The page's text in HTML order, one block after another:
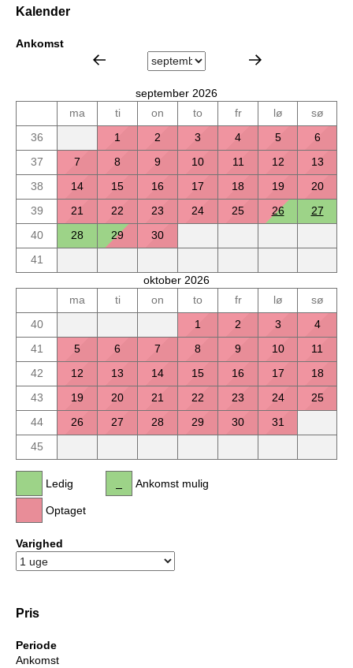
Kalender
Ankomst
september 2026
ma
ti on to fr lø
sø
36
1 2 3 4 5
6
37
7 8 9 10 11 12
13
38
14 15 16 17 18 19
20
39
21 22 23 24 25 26
27
40
28 29
30
41
oktober 2026
ma
ti on to fr lø
sø
40
1 2 3
4
41
5 6 7 8 9 10
11
42
12 13 14 15 16 17
18
43
19 20 21 22 23 24
25
44
26 27 28 29 30
31
45
Ledig
Optaget
Ankomst mulig
Varighed
Pris
Periode
Ankomst